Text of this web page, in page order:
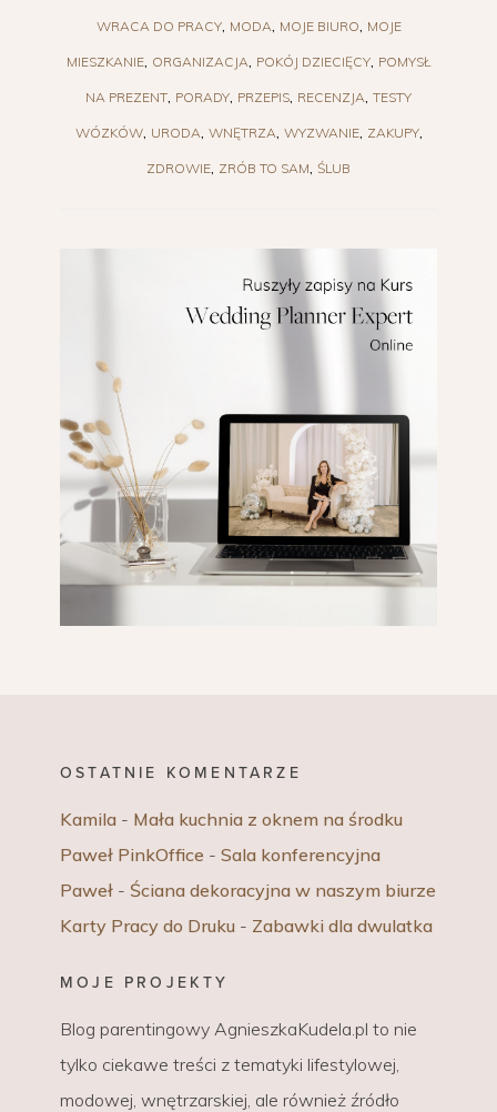
WRACA DO PRACY MODA MOJE BIURO MOJE
MIESZKANIE ORGANIZACJA POKÓJ DZIECIĘCY POMYSŁ
NA PREZENT PORADY PRZEPIS RECENZJA TESTY
WÓZKÓW URODA WNĘTRZA WYZWANIE ZAKUPY
ZDROWIE ZRÓB TO SAM ŚLUB
OSTATNIE KOMENTARZE
Kamila - Mała kuchnia z oknem na środku
Paweł PinkOffice - Sala konferencyjna
Paweł - Ściana dekoracyjna w naszym biurze
Karty Pracy do Druku - Zabawki dla dwulatka
MOJE PROJEKTY
Blog parentingowy AgnieszkaKudela.pl to nie
tylko ciekawe treści z tematyki lifestylowej,
modowej, wnętrzarskiej, ale również źródło